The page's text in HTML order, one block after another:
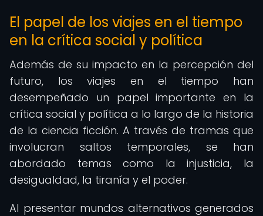
El papel de los viajes en el tiempo
en la crítica social y política
Además de su impacto en la percepción del
futuro, los viajes en el tiempo han
desempeñado un papel importante en la
crítica social y política a lo largo de la historia
de la ciencia ficción. A través de tramas que
involucran saltos temporales, se han
abordado temas como la injusticia, la
desigualdad, la tiranía y el poder.
Al presentar mundos alternativos generados